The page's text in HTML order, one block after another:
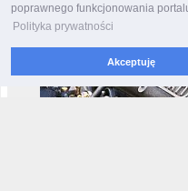
poprawnego funkcjonowania
Polityka prywatności
Akceptuję